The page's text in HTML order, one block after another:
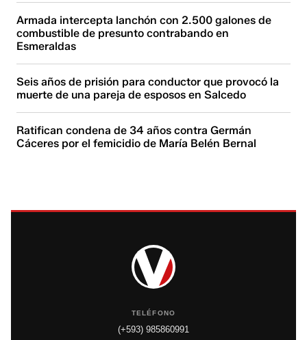
Armada intercepta lanchón con 2.500 galones de
combustible de presunto contrabando en
Esmeraldas
Seis años de prisión para conductor que provocó la
muerte de una pareja de esposos en Salcedo
Ratifican condena de 34 años contra Germán
Cáceres por el femicidio de María Belén Bernal
TELÉFONO
(+593) 985860991